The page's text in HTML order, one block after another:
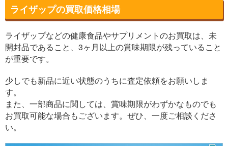
ライザップの買取価格相場
ライザップなどの健康食品やサプリメントのお買取は、未
開封品であること、3ヶ月以上の賞味期限が残っていること
が重要です。
少しでも新品に近い状態のうちに査定依頼をお願いしま
す。
また、一部商品に関しては、賞味期限がわずかなものでも
お買取可能な場合もございます。ぜひ、一度ご相談くださ
い。